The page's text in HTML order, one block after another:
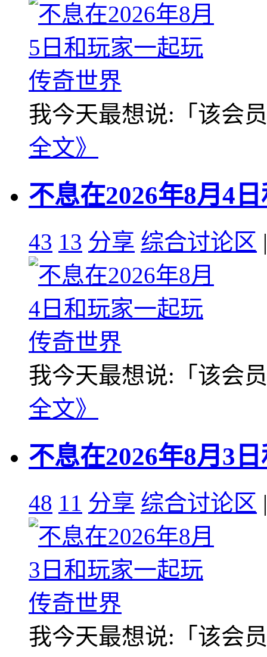
我今天最想说:「该会
全文》
不息在2026年8月4
43 13 分享 综合讨论区
我今天最想说:「该会
全文》
不息在2026年8月3
48 11 分享 综合讨论区
我今天最想说:「该会